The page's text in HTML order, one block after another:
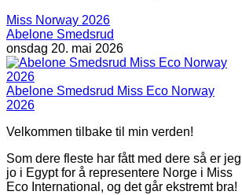
Miss Norway 2026
Abelone Smedsrud
onsdag 20. mai 2026
Abelone Smedsrud Miss Eco Norway
2026
Velkommen tilbake til min verden!
Som dere fleste har fått med dere så er jeg
jo i Egypt for å representere Norge i Miss
Eco International, og det går ekstremt bra!